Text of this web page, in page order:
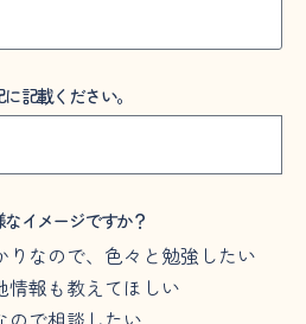
記載ください。
イメージですか？
なので、色々と勉強したい
情報も教えてほしい